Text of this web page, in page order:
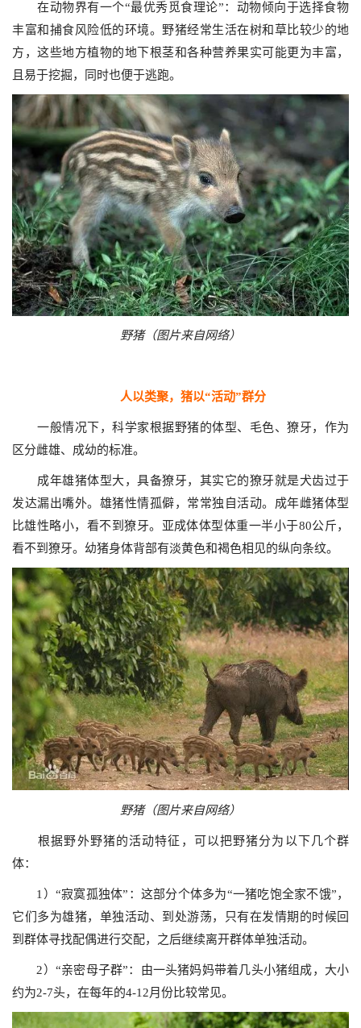
在动物界有一个“最优秀觅食理论”：动物倾向于选择食物
丰富和捕食风险低的环境。野猪经常生活在树和草比较少的地
方，这些地方植物的地下根茎和各种营养果实可能更为丰富，
且易于挖掘，同时也便于逃跑。
野猪（图片来自网络）
人以类聚，猪以“活动”群分
一般情况下，科学家根据野猪的体型、毛色、獠牙，作为
区分雌雄、成幼的标准。
成年雄猪体型大，具备獠牙，其实它的獠牙就是犬齿过于
发达漏出嘴外。雄猪性情孤僻，常常独自活动。成年雌猪体型
比雄性略小，看不到獠牙。亚成体体型体重一半小于80公斤，
看不到獠牙。幼猪身体背部有淡黄色和褐色相见的纵向条纹。
野猪（图片来自网络）
根据野外野猪的活动特征，可以把野猪分为以下几个群
体：
1）“寂寞孤独体”：这部分个体多为“一猪吃饱全家不饿”，
它们多为雄猪，单独活动、到处游荡，只有在发情期的时候回
到群体寻找配偶进行交配，之后继续离开群体单独活动。
2）“亲密母子群”：由一头猪妈妈带着几头小猪组成，大小
约为2-7头，在每年的4-12月份比较常见。